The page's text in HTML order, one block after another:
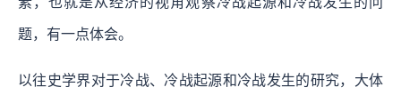
题，有一点体会。
以往史学界对于冷战、冷战起源和冷战发生的研究，大体